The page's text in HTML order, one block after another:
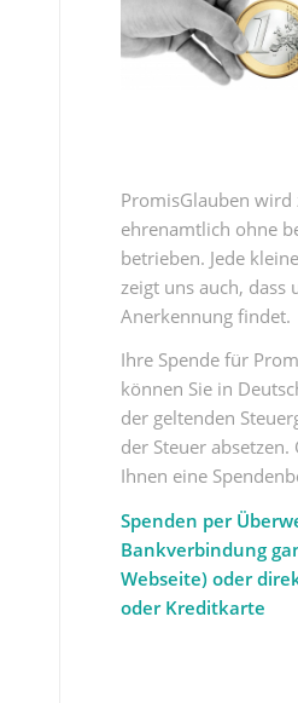
PromisGlauben wird
ehrenamtlich ohne
betrieben. Jede
zeigt uns auch, dass
Anerkennung findet.
Ihre Spende für
können Sie in
der geltenden
der Steuer
Ihnen eine
Spenden per
Bankverbindung
Webseite) oder
oder Kreditkarte